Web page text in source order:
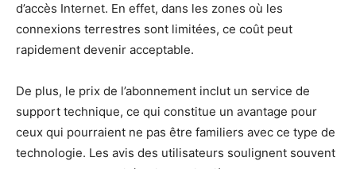
d’accès Internet. En effet, dans les zones où les
connexions terrestres sont limitées, ce coût peut
rapidement devenir acceptable.
De plus, le prix de l’abonnement inclut un service de
support technique, ce qui constitue un avantage pour
ceux qui pourraient ne pas être familiers avec ce type de
technologie. Les avis des utilisateurs soulignent souvent